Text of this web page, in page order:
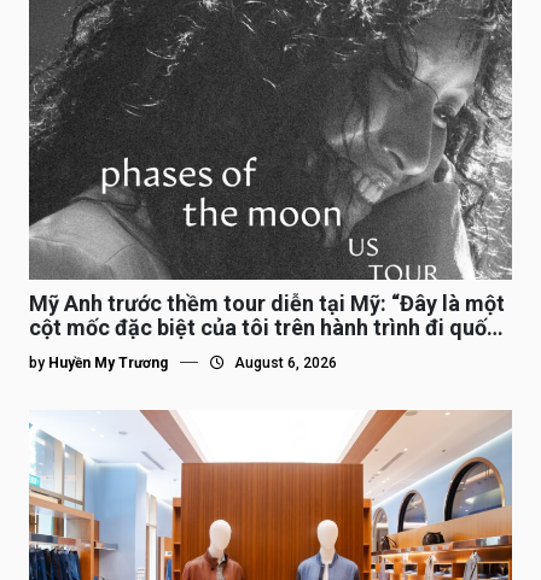
Mỹ Anh trước thềm tour diễn tại Mỹ: “Đây là một
cột mốc đặc biệt của tôi trên hành trình đi quốc
tế”
by Huyền My Trương August 6, 2026